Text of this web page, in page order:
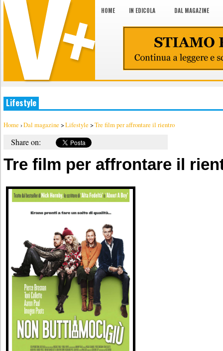
HOME IN EDICOLA DAL MAGAZINE
Lifestyle
Home ›Dal magazine >Lifestyle >Tre film per affrontare il rientro
Share on:
Tre film per affrontare il